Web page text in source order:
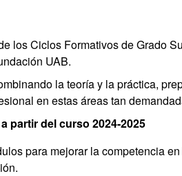
los Ciclos Formativos de Grado
UAB.
la teoría y la práctica,
en estas áreas tan
partir del curso 2024-2025
para mejorar la competencia